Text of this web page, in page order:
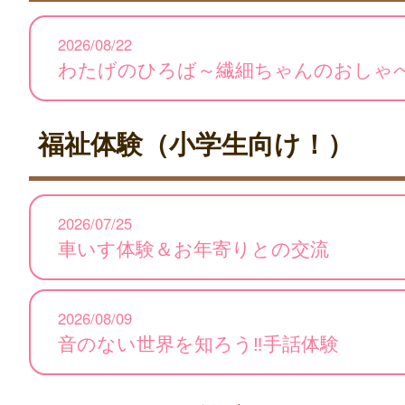
2026/08/22
わたげのひろば～繊細ちゃんのおしゃ
福祉体験（小学生向け！）
2026/07/25
車いす体験＆お年寄りとの交流
2026/08/09
音のない世界を知ろう‼手話体験